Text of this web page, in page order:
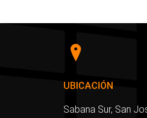
UBICACIÓN
Sabana Sur, San